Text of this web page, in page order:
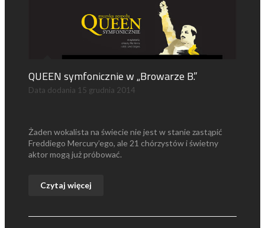
QUEEN symfonicznie w „Browarze B.”
Data dodania 15 grudnia 2014
Żaden wokalista na świecie nie jest w stanie zastąpić
Freddiego Mercury’ego, ale 21 chórzystów i świetny
aktor mogą już próbować.
Czytaj więcej